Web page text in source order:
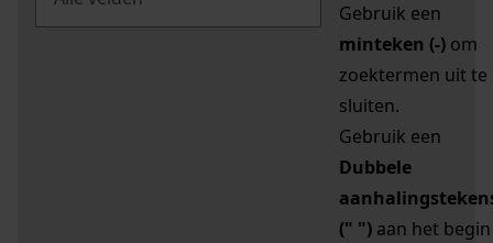
Gebruik een
minteken (-) om
zoektermen uit te
sluiten.
Gebruik een
Dubbele
(" ") aan het begin